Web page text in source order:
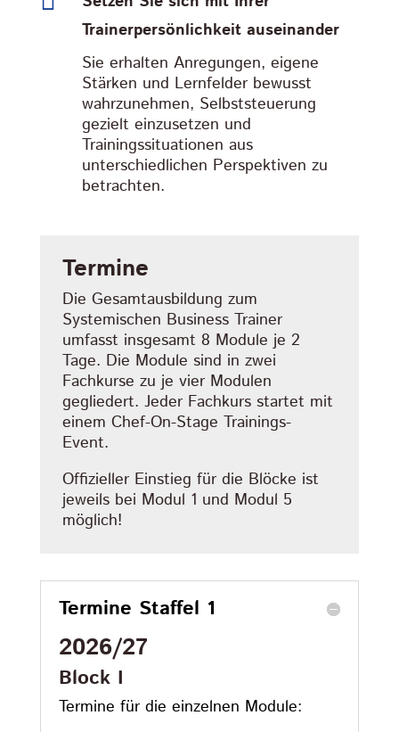
Trainerpersönlichkeit auseinander
Sie erhalten Anregungen, eigene
Stärken und Lernfelder bewusst
wahrzunehmen, Selbststeuerung
gezielt einzusetzen und
Trainingssituationen aus
unterschiedlichen Perspektiven zu
betrachten.
Termine
Die Gesamtausbildung zum
Systemischen Business Trainer
umfasst insgesamt 8 Module je 2
Tage. Die Module sind in zwei
Fachkurse zu je vier Modulen
gegliedert. Jeder Fachkurs startet mit
einem Chef-On-Stage Trainings-
Event.
Offizieller Einstieg für die Blöcke ist
jeweils bei Modul 1 und Modul 5
möglich!
Termine Staffel 1
2026/27
Block I
Termine für die einzelnen Module: